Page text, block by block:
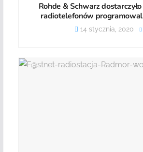
Rohde & Schwarz
radiotelefonów
14 stycznia, 2020